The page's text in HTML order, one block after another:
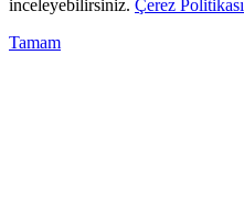
inceleyebilirsiniz. Çerez Politikası
Tamam